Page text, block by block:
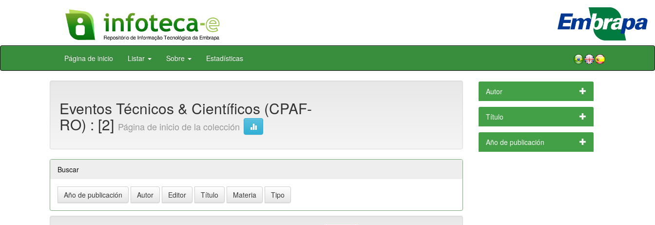
Skip
Página de inicio Listar Sobre Estadísticas
Eventos Técnicos & Científicos (CPAF-
RO) : [2] Página de inicio de la colección
Buscar
Autor
Título
Año de publicación